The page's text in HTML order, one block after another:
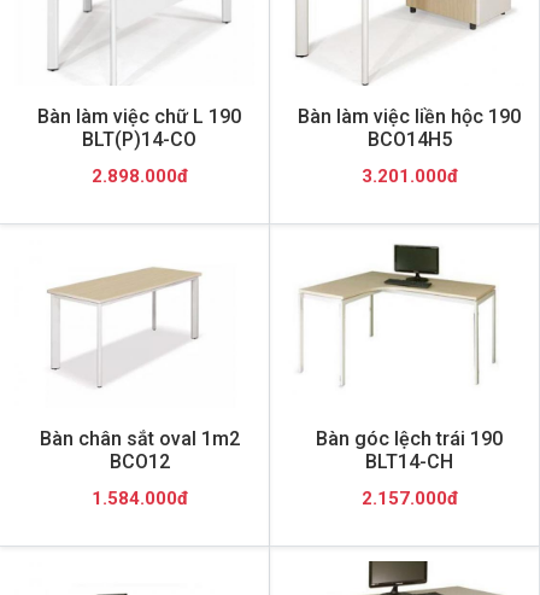
Bàn làm việc chữ L 190
BLT(P)14-CO
2.898.000đ
Bàn làm việc liền hộc 190
BCO14H5
3.201.000đ
Bàn chân sắt oval 1m2
BCO12
1.584.000đ
Bàn góc lệch trái 190
BLT14-CH
2.157.000đ